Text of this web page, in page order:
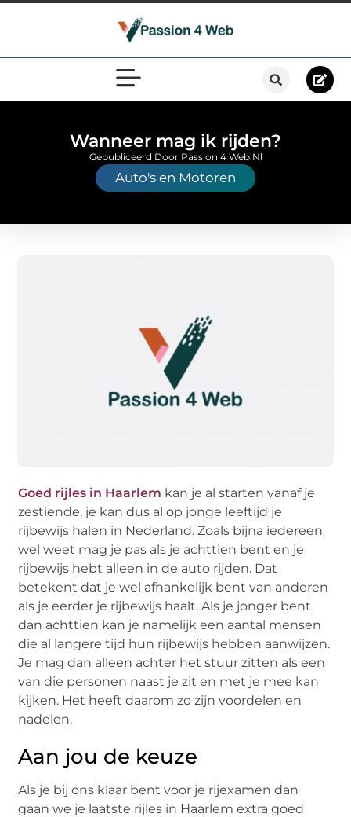
Wanneer mag ik rijden?
Auto's en Motoren
Gepubliceerd Door Passion 4 Web.nl
Goed rijles in Haarlem kan je al starten vanaf je
zestiende, je kan dus al op jonge leeftijd je
rijbewijs halen in Nederland. Zoals bijna iedereen
wel weet mag je pas als je achttien bent en je
rijbewijs hebt alleen in de auto rijden. Dat
betekent dat je wel afhankelijk bent van anderen
als je eerder je rijbewijs haalt. Als je jonger bent
dan achttien kan je namelijk een aantal mensen
die al langere tijd hun rijbewijs hebben aanwijzen.
Je mag dan alleen achter het stuur zitten als een
van die personen naast je zit en met je mee kan
kijken. Het heeft daarom zo zijn voordelen en
nadelen.
Aan jou de keuze
Als je bij ons klaar bent voor je rijexamen dan
gaan we je laatste rijles in Haarlem extra goed